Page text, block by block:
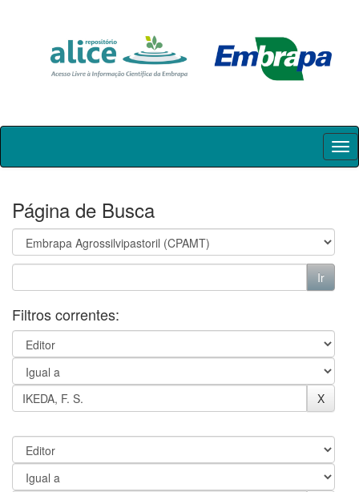
Skip
Página de Busca
Filtros correntes: